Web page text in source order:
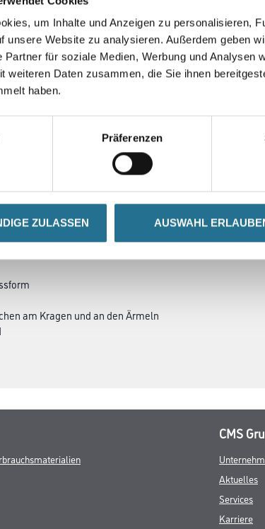
um Inhalte und Anzeigen zu personalisieren,
unsere Website zu analysieren. Außerdem geben
Partner für soziale Medien, Werbung und Analysen
weiteren Daten zusammen, die Sie ihnen
haben.
Präferenzen
ZULASSEN AUSWAHL
am Kragen und an den Ärmeln
CMS
Aktuelles
Services
Karriere